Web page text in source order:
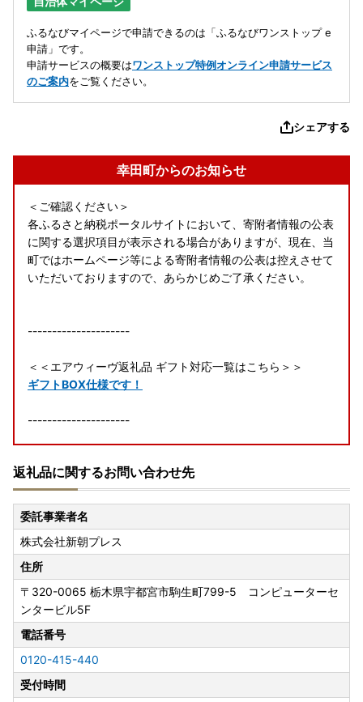
ふるなびマイページで申請できるのは「ふるなびワンストップ e
申請」です。
申請サービスの概要はワンストップ特例オンライン申請サービス
のご案内をご覧ください。
シェアする
幸田町からのお知らせ
＜ご確認ください＞
各ふるさと納税ポータルサイトにおいて、寄附者情報の公表
に関する選択項目が表示される場合がありますが、現在、当
町ではホームページ等による寄附者情報の公表は控えさせて
いただいておりますので、あらかじめご了承ください。
---------------------
＜＜エアウィーヴ返礼品 ギフト対応一覧はこちら＞＞
ギフトBOX仕様です！
---------------------
ふるさと納税の画像や返礼品名を不正にコピーした悪質なサ
イトが確認されています。
怪しいと感じた場合は、お申込みされる前に幸田町までご確
認いただく等、悪質な詐欺には十分ご注意ください。
幸田町でのふるさと納税寄附申し込みサイトにつきまして
は、公式HPにてご確認ください。
返礼品に関するお問い合わせ先
委託事業者名
株式会社新朝プレス
住所
〒320-0065 栃木県宇都宮市駒生町799-5 コンピューターセ
ンタービル5F
電話番号
0120-415-440
受付時間